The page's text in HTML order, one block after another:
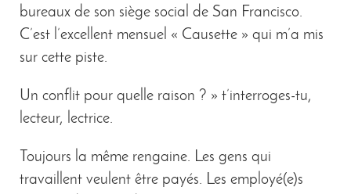
bureaux de son siège social de San Francisco.
C’est l’excellent mensuel « Causette » qui m’a mis
sur cette piste.
Un conflit pour quelle raison ? » t’interroges-tu,
lecteur, lectrice.
Toujours la même rengaine. Les gens qui
travaillent veulent être payés. Les employé(e)s